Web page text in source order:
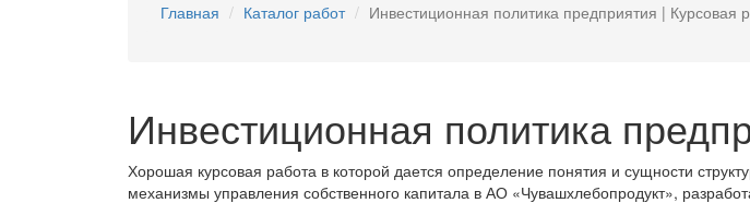
Главная Каталог работ Инвестиционная политика предприятия | Курсовая
Инвестиционная политика
Хорошая курсовая работа в которой дается определение понятия и сущности
механизмы управления собственного капитала в АО «Чувашхлебопродукт»,